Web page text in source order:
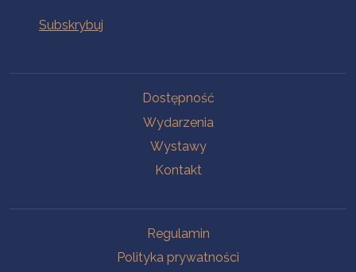
Dostępność
Wydarzenia
Wystawy
Kontakt
Regulamin
Polityka prywatności